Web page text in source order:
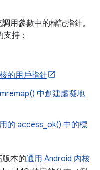
用參數中的標記指針。
持：
的用戶指針
中創建虛擬地
的 access_ok() 中的標
版本的通用 Android 內核